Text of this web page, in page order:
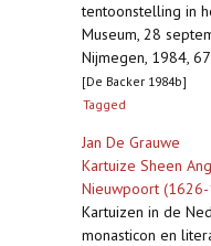
tentoonstelling in
Museum, 28
Nijmegen, 1984,
[De Backer 1984b]
Tagged
Jan De Grauwe
Kartuize Sheen
Nieuwpoort
Kartuizen in de
monasticon en